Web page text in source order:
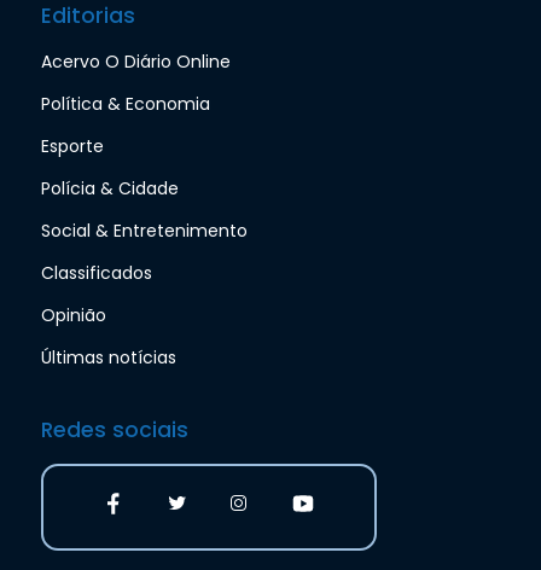
Editorias
Acervo O Diário Online
Política & Economia
Esporte
Polícia & Cidade
Social & Entretenimento
Classificados
Opinião
Últimas notícias
Redes sociais